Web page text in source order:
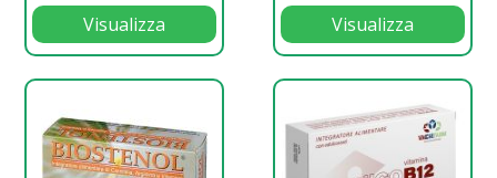
Visualizza Visualizza